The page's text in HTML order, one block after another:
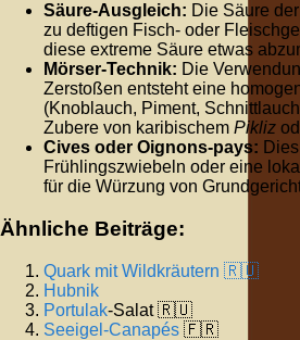
Säure-Ausgleich: Die Säure
zu deftigen Fisch- oder
diese extreme Säure etwas
Mörser-Technik: Die
Zerstoßen entsteht eine
(Knoblauch, Piment,
Zubere von karibischem Pikliz
Cives oder Oignons-pays:
Frühlingszwiebeln oder eine
für die Würzung von
Ähnliche Beiträge:
Quark mit Wildkräutern 🇷🇺
Hubnik
Portulak-Salat 🇷🇺
Seeigel-Canapés 🇫🇷